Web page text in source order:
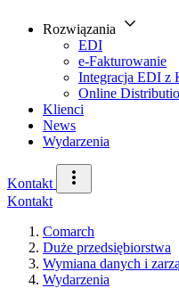
Rozwiązania
EDI
e-Fakturowanie
Integracja EDI z
Online
Klienci
News
Wydarzenia
Kontakt
Kontakt
Comarch
Duże przedsiębiorstwa
Wymiana danych i
Wydarzenia